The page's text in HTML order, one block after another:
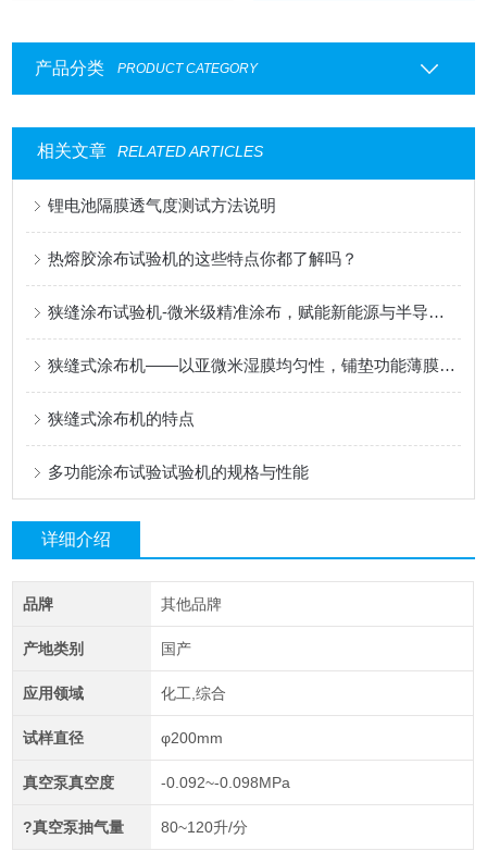
产品分类 PRODUCT CATEGORY
相关文章 RELATED ARTICLES
锂电池隔膜透气度测试方法说明
热熔胶涂布试验机的这些特点你都了解吗？
狭缝涂布试验机-微米级精准涂布，赋能新能源与半导体科研创新
狭缝式涂布机——以亚微米湿膜均匀性，铺垫功能薄膜的性能基石
狭缝式涂布机的特点
多功能涂布试验试验机的规格与性能
详细介绍
品牌 其他品牌
产地类别 国产
应用领域 化工,综合
试样直径 φ200mm
真空泵真空度 -0.092~-0.098MPa
?真空泵抽气量 80~120升/分